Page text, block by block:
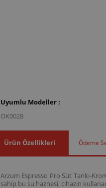
Uyumlu Modeller :
OK0028
Ürün Özellikleri Ödeme
Arzum Espresso Pro Süt Tankı-
sahip bu su haznesi, cihazın